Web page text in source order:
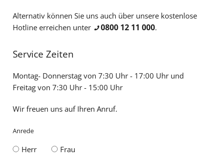
Alternativ können Sie uns auch über unsere kostenlose
Hotline erreichen unter
0800 12 11 000.
Service Zeiten
Montag- Donnerstag von 7:30 Uhr - 17:00 Uhr und
Freitag von 7:30 Uhr - 15:00 Uhr
Wir freuen uns auf Ihren Anruf.
Anrede
Herr Frau